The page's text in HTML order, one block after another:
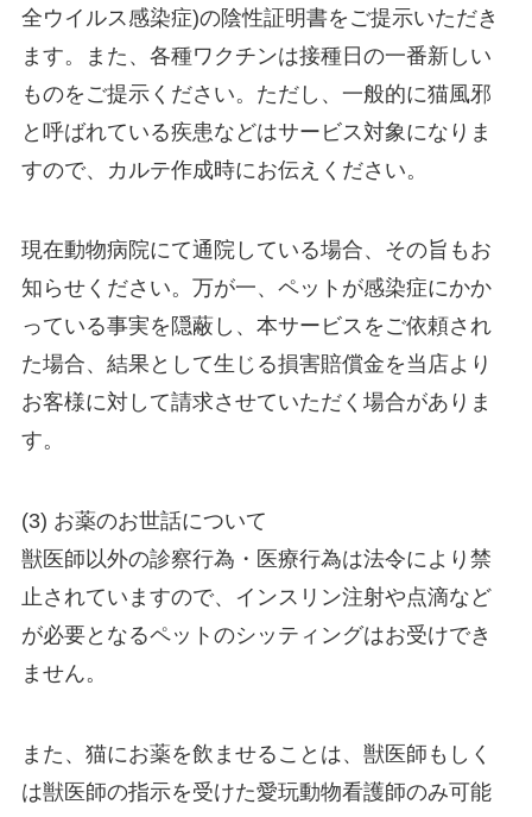
全ウイルス感染症)の陰性証明書をご提示いただき
ます。また、各種ワクチンは接種日の一番新しい
ものをご提示ください。ただし、一般的に猫風邪
と呼ばれている疾患などはサービス対象になりま
すので、カルテ作成時にお伝えください。
現在動物病院にて通院している場合、その旨もお
知らせください。万が一、ペットが感染症にかか
っている事実を隠蔽し、本サービスをご依頼され
た場合、結果として生じる損害賠償金を当店より
お客様に対して請求させていただく場合がありま
す。
(3) お薬のお世話について
獣医師以外の診察行為・医療行為は法令により禁
止されていますので、インスリン注射や点滴など
が必要となるペットのシッティングはお受けでき
ません。
また、猫にお薬を飲ませることは、獣医師もしく
は獣医師の指示を受けた愛玩動物看護師のみ可能